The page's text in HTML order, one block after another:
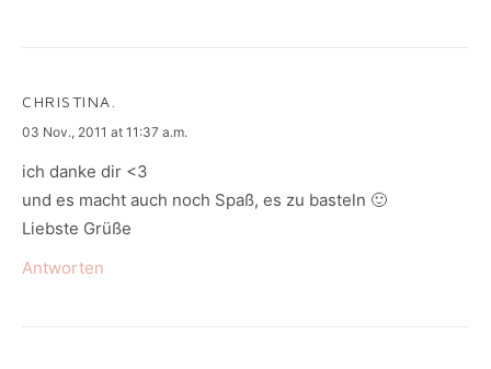
CHRISTINA.
says:
03 Nov., 2011 at 11:37 a.m.
ich danke dir <3
und es macht auch noch Spaß, es zu basteln 🙂
Liebste Grüße
Antworten